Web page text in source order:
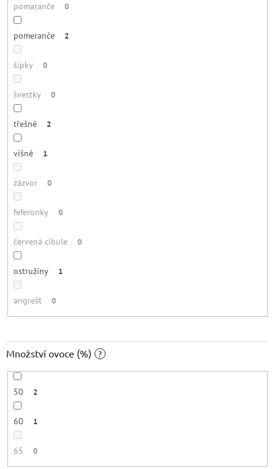
pomaranče 0
pomeranče 2
šípky 0
švestky 0
třešně 2
višně 1
zázvor 0
feferonky 0
červená cibule 0
ostružiny 1
angrešt 0
Množství ovoce (%) ?
50 2
60 1
65 0